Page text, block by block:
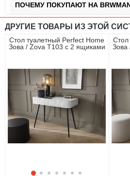
ПОЧЕМУ ПОКУПАЮТ НА
ДОСТАВКА ЗА 2 ДНЯ
ПЛАТИ АВАНС, А ОСТАЛЬНОЕ ПРИ
СБОРКА МЕБЕЛИ
99,9% ДОВОЛЬНЫХ КЛИЕНТОВ
ДРУГИЕ ТОВАРЫ ИЗ ЭТОЙ
Стол туалетный Perfect Home
Зова / Zova T103 с 2 ящиками
Стол
Зова